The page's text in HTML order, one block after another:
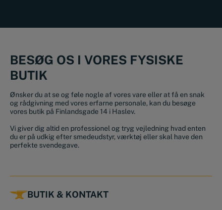
BESØG OS I VORES FYSISKE
BUTIK
Ønsker du at se og føle nogle af vores vare eller at få en snak
og rådgivning med vores erfarne personale, kan du besøge
vores butik på Finlandsgade 14 i Haslev.
Vi giver dig altid en professionel og tryg vejledning hvad enten
du er på udkig efter smedeudstyr, værktøj eller skal have den
perfekte svendegave.
BUTIK & KONTAKT